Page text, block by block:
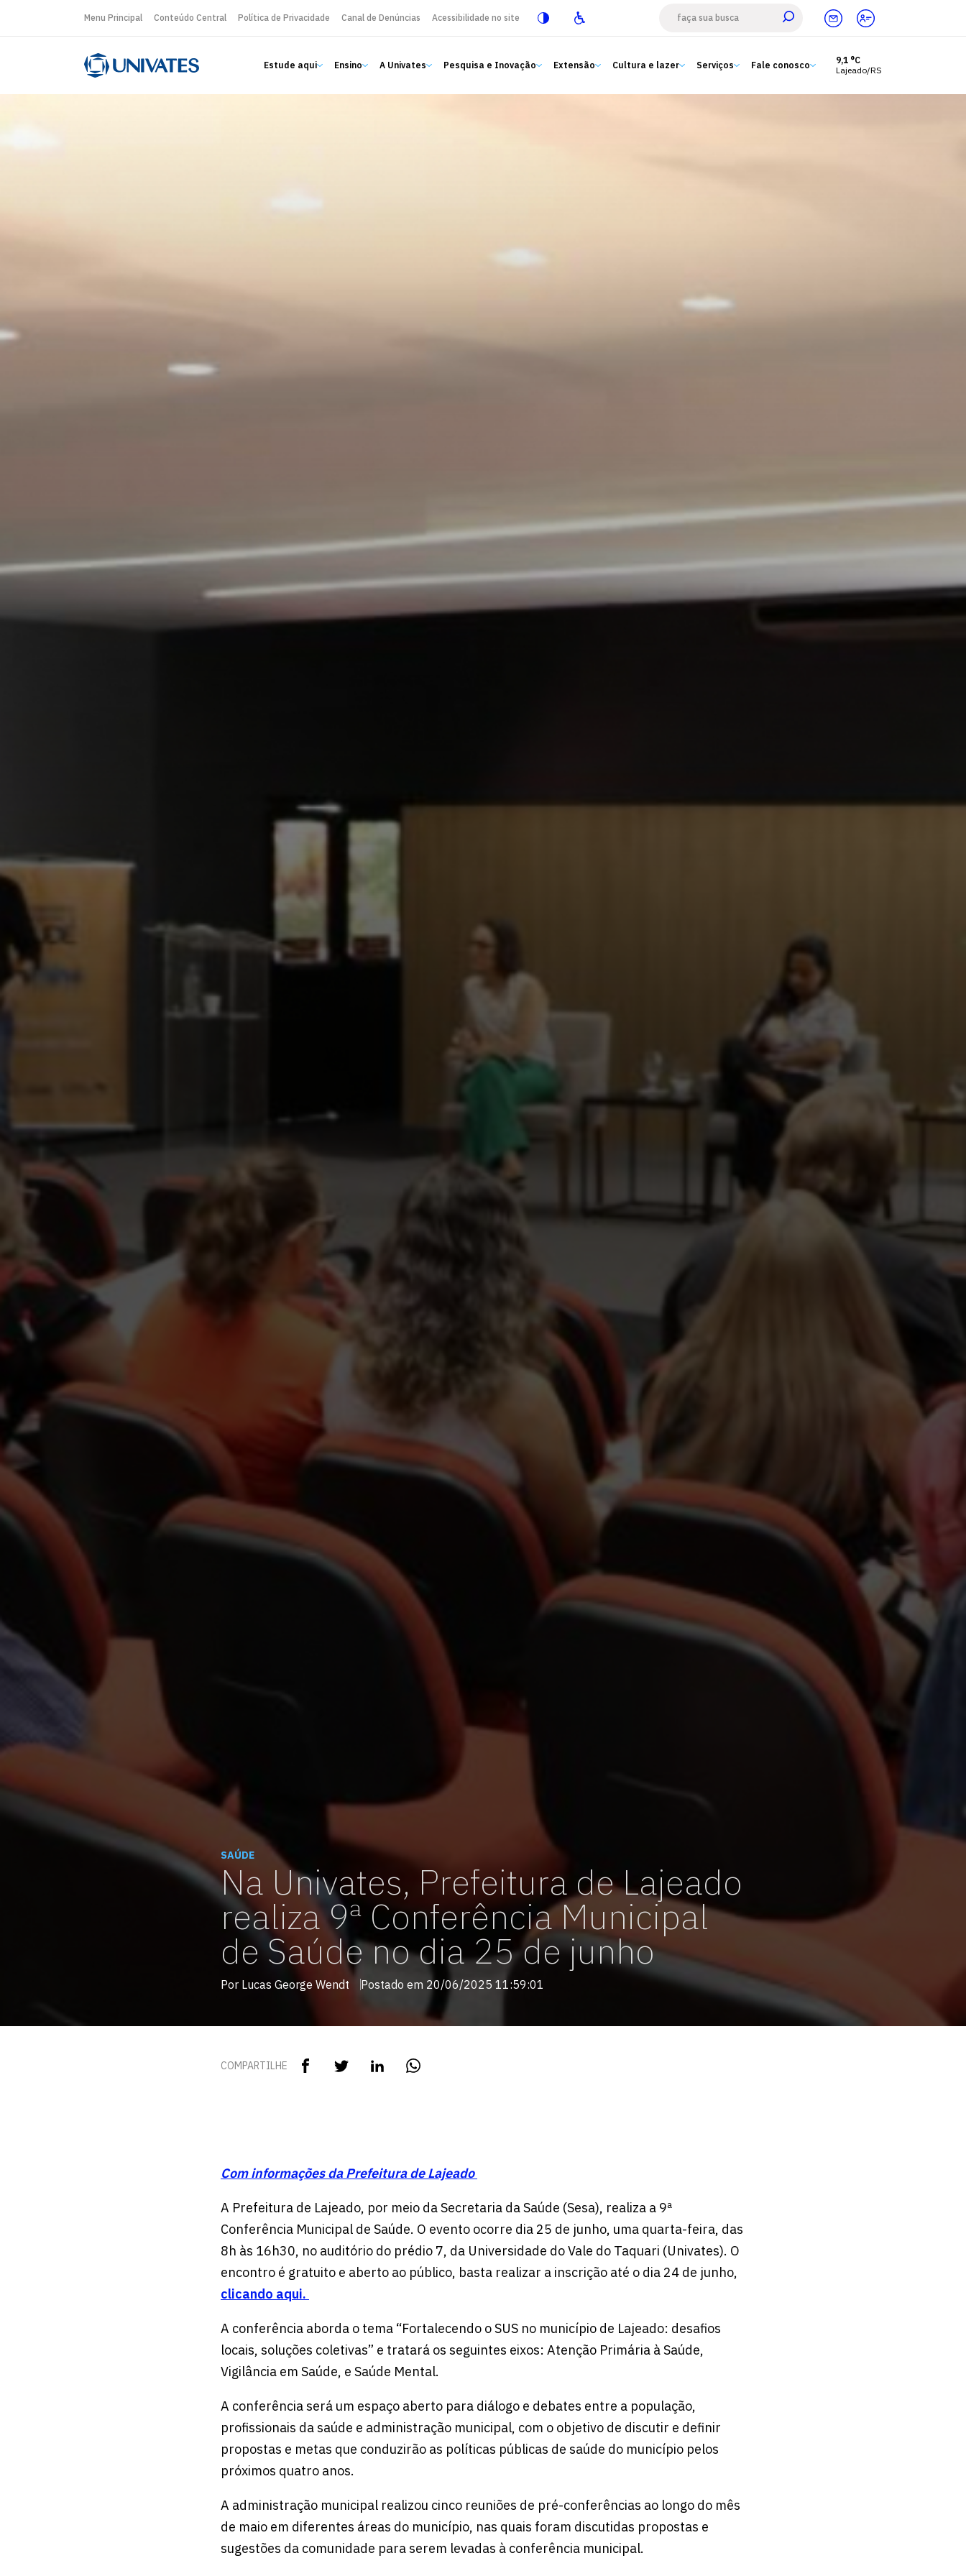
Menu Principal Conteúdo Central Política de Privacidade Canal de Denúncias Acessibilidade no site
Estude aqui Ensino A Univates Pesquisa e Inovação Extensão Cultura e lazer Serviços Fale conosco
9,1 °C
Lajeado/RS
Estude aqui
Serviços
SAÚDE
Na Univates, Prefeitura de Lajeado
realiza 9ª Conferência Municipal
de Saúde no dia 25 de junho
Por Lucas George Wendt Postado em 20/06/2025 11:59:01
COMPARTILHE
Com informações da Prefeitura de Lajeado
A Prefeitura de Lajeado, por meio da Secretaria da Saúde (Sesa), realiza a 9ª
Conferência Municipal de Saúde. O evento ocorre dia 25 de junho, uma quarta-feira, das
8h às 16h30, no auditório do prédio 7, da Universidade do Vale do Taquari (Univates). O
encontro é gratuito e aberto ao público, basta realizar a inscrição até o dia 24 de junho,
clicando aqui.
A conferência aborda o tema “Fortalecendo o SUS no município de Lajeado: desafios
locais, soluções coletivas” e tratará os seguintes eixos: Atenção Primária à Saúde,
Vigilância em Saúde, e Saúde Mental.
A conferência será um espaço aberto para diálogo e debates entre a população,
profissionais da saúde e administração municipal, com o objetivo de discutir e definir
propostas e metas que conduzirão as políticas públicas de saúde do município pelos
próximos quatro anos.
A administração municipal realizou cinco reuniões de pré-conferências ao longo do mês
de maio em diferentes áreas do município, nas quais foram discutidas propostas e
sugestões da comunidade para serem levadas à conferência municipal.
Escolha a vaga que você
quer concorrer:
vagas para início de curso